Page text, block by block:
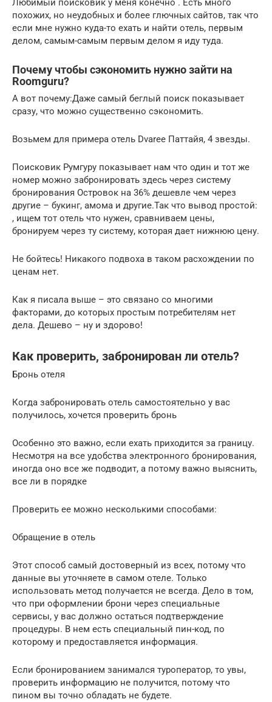
Любимый поисковик у меня конечно . Есть много
похожих, но неудобных и более глючных сайтов, так что
если мне нужно куда-то ехать и найти отель, первым
делом, самым-самым первым делом я иду туда.
Почему чтобы сэкономить нужно зайти на
Roomguru?
А вот почему:Даже самый беглый поиск показывает
сразу, что можно существенно сэкономить.
Возьмем для примера отель Dvaree Паттайя, 4 звезды.
Поисковик Румгуру показывает нам что один и тот же
номер можно забронировать здесь через систему
бронирования Островок на 36% дешевле чем через
другие – букинг, амома и другие.Так что вывод простой:
, ищем тот отель что нужен, сравниваем цены,
бронируем через ту систему, которая дает нижнюю цену.
Не бойтесь! Никакого подвоха в таком расхождении по
ценам нет.
Как я писала выше – это связано со многими
факторами, до которых простым потребителям нет
дела. Дешево – ну и здорово!
Как проверить, забронирован ли отель?
Бронь отеля
Когда забронировать отель самостоятельно у вас
получилось, хочется проверить бронь
Особенно это важно, если ехать приходится за границу.
Несмотря на все удобства электронного бронирования,
иногда оно все же подводит, а потому важно выяснить,
все ли в порядке
Проверить ее можно несколькими способами:
Обращение в отель
Этот способ самый достоверный из всех, потому что
данные вы уточняете в самом отеле. Только
использовать метод получается не всегда. Дело в том,
что при оформлении брони через специальные
сервисы, у вас должно остаться подтверждение
процедуры. В нем есть специальный пин-код, по
которому и предоставляется информация.
Если бронированием занимался туроператор, то увы,
проверить информацию не получится, потому что
пином вы точно обладать не будете.